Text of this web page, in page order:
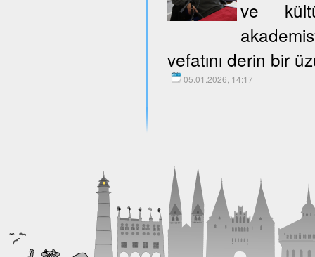
ve
vefatını derin bir
05.01.2026, 14:17